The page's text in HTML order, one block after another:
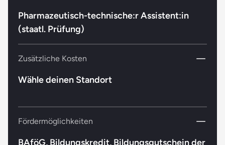
Pharmazeutisch-technische:r Assistent:in
(staatl. Prüfung)
Zusätzliche Kosten
Wähle deinen Standort
Fördermöglichkeiten
BAföG, Bildungskredit, Bildungsgutschein der